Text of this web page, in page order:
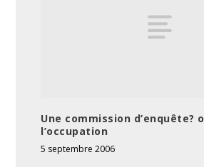
Une commission d’enquête?
l’occupation
5 septembre 2006